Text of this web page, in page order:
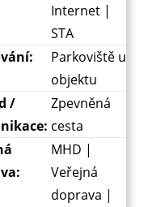
Internet |
STA
Parkoviště u
objektu
/
Zpevněná
cesta
MHD |
Veřejná
doprava |